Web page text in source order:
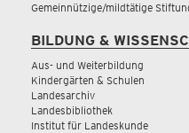
Gemeinnützige/mildtätige
BILDUNG &
Aus- und Weiterbildung
Kindergärten & Schulen
Landesarchiv
Landesbibliothek
Institut für Landeskunde